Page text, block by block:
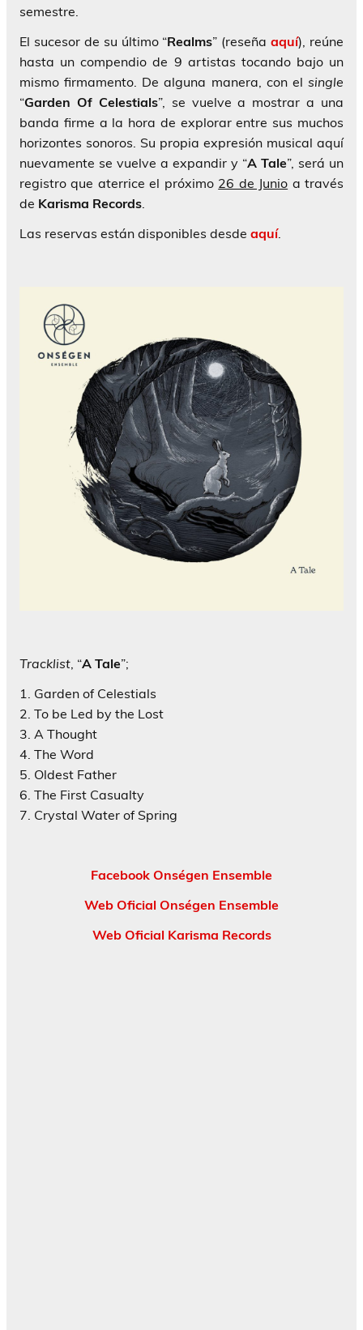
semestre.
El sucesor de su último “Realms” (reseñaaquí), reúne
hasta un compendio de 9 artistas tocando bajo un
mismo firmamento. De alguna manera, con el single
“Garden Of Celestials”, se vuelve a mostrar a una
banda firme a la hora de explorar entre sus muchos
horizontes sonoros. Su propia expresión musical aquí
nuevamente se vuelve a expandir y “A Tale”, será un
registro que aterrice el próximo 26 de Junio a través
de Karisma Records
Las reservas están disponibles desde aquí.
Tracklist , “A Tale”;
1. Garden of Celestials
2. To be Led by the Lost
3. A Thought
4. The Word
5. Oldest Father
6. The First Casualty
7. Crystal Water of Spring
Facebook Onségen Ensemble
Web Oficial Onségen Ensemble
Web Oficial Karisma Records